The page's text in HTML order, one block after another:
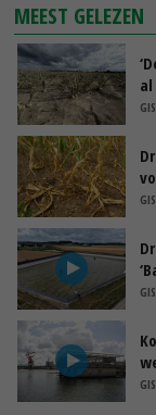
MEEST GELEZEN